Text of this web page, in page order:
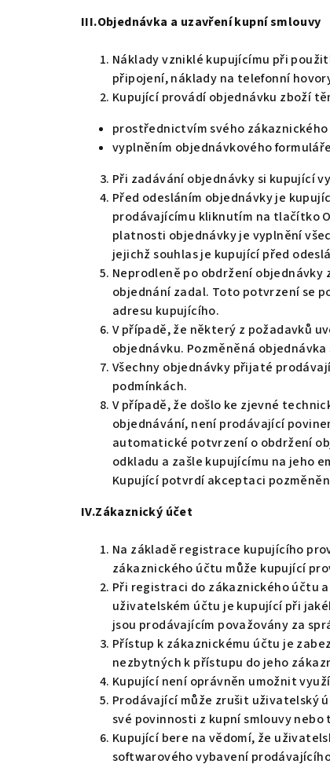
III.Objednávka a uzavření kupní smlouvy
Náklady vzniklé kupujícímu při
připojení, náklady na telefonní
Kupující provádí objednávku zboží
prostřednictvím svého
vyplněním objednávkového
Při zadávání objednávky si kupující
Před odesláním objednávky je
prodávajícímu kliknutím na tlačítko
platnosti objednávky je vyplnění
jejichž souhlas je kupující před
Neprodleně po obdržení
objednání zadal. Toto potvrzení se
adresu kupujícího.
V případě, že některý z požadavků
objednávku. Pozměněná
Všechny objednávky přijaté
podmínkách.
V případě, že došlo ke zjevné
objednávání, není prodávající
automatické potvrzení o obdržení
odkladu a zašle kupujícímu na jeho
Kupující potvrdí akceptaci
IV.Zákaznický účet
Na základě registrace kupujícího
zákaznického účtu může kupující
Při registraci do zákaznického účtu
uživatelském účtu je kupující při
jsou prodávajícím považovány za
Přístup k zákaznickému účtu je
nezbytných k přístupu do jeho
Kupující není oprávněn umožnit
Prodávající může zrušit uživatelský
své povinnosti z kupní smlouvy
Kupující bere na vědomí, že
softwarového vybavení